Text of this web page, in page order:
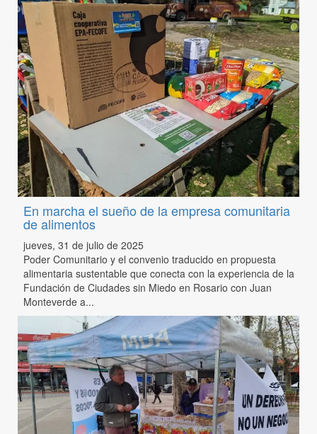
En marcha el sueño de la empresa comunitaria
de alimentos
jueves, 31 de julio de 2025
Poder Comunitario y el convenio traducido en propuesta
alimentaria sustentable que conecta con la experiencia de la
Fundación de Ciudades sin Miedo en Rosario con Juan
Monteverde a...